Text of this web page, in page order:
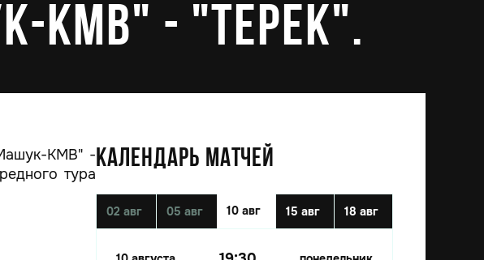
КМВ" - "Терек".
КАЛЕНДАРЬ МАТЧЕЙ
02 авг 05 авг 10 авг 15 авг 18 авг
КМВ" -
тура